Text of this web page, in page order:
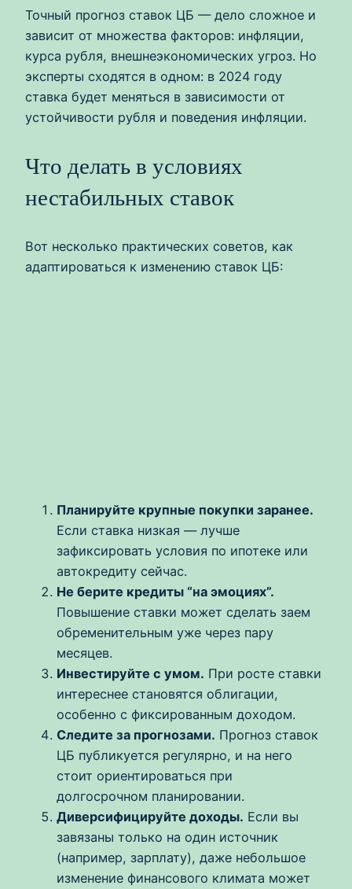
Точный прогноз ставок ЦБ — дело сложное и
зависит от множества факторов: инфляции,
курса рубля, внешнеэкономических угроз. Но
эксперты сходятся в одном: в 2024 году
ставка будет меняться в зависимости от
устойчивости рубля и поведения инфляции.
Что делать в условиях
нестабильных ставок
Вот несколько практических советов, как
адаптироваться к изменению ставок ЦБ:
Планируйте крупные покупки заранее.
Если ставка низкая — лучше
зафиксировать условия по ипотеке или
автокредиту сейчас.
Не берите кредиты “на эмоциях”.
Повышение ставки может сделать заем
обременительным уже через пару
месяцев.
Инвестируйте с умом. При росте ставки
интереснее становятся облигации,
особенно с фиксированным доходом.
Следите за прогнозами. Прогноз ставок
ЦБ публикуется регулярно, и на него
стоит ориентироваться при
долгосрочном планировании.
Диверсифицируйте доходы. Если вы
завязаны только на один источник
(например, зарплату), даже небольшое
изменение финансового климата может